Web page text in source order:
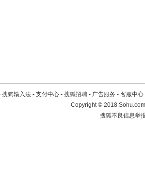
搜狗输入法 - 支付中心 - 搜狐招聘 - 广告服务 - 客服中心
Copyright©2018
搜狐不良信息举